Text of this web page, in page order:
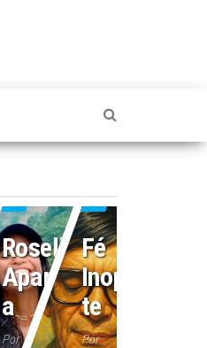
Roseli
Aparecid
a
Por
Fé
Inoperan
te
Por